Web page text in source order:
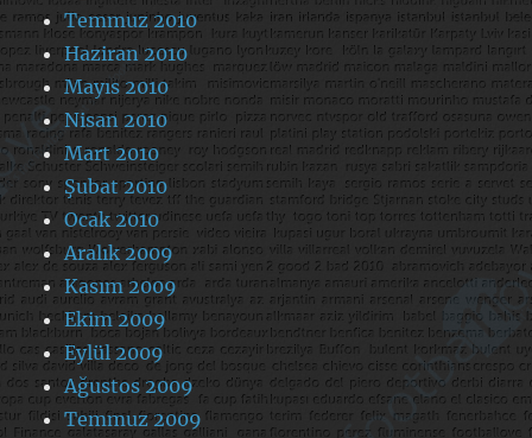
Temmuz 2010
Haziran 2010
Mayıs 2010
Nisan 2010
Mart 2010
Şubat 2010
Ocak 2010
Aralık 2009
Kasım 2009
Ekim 2009
Eylül 2009
Ağustos 2009
Temmuz 2009